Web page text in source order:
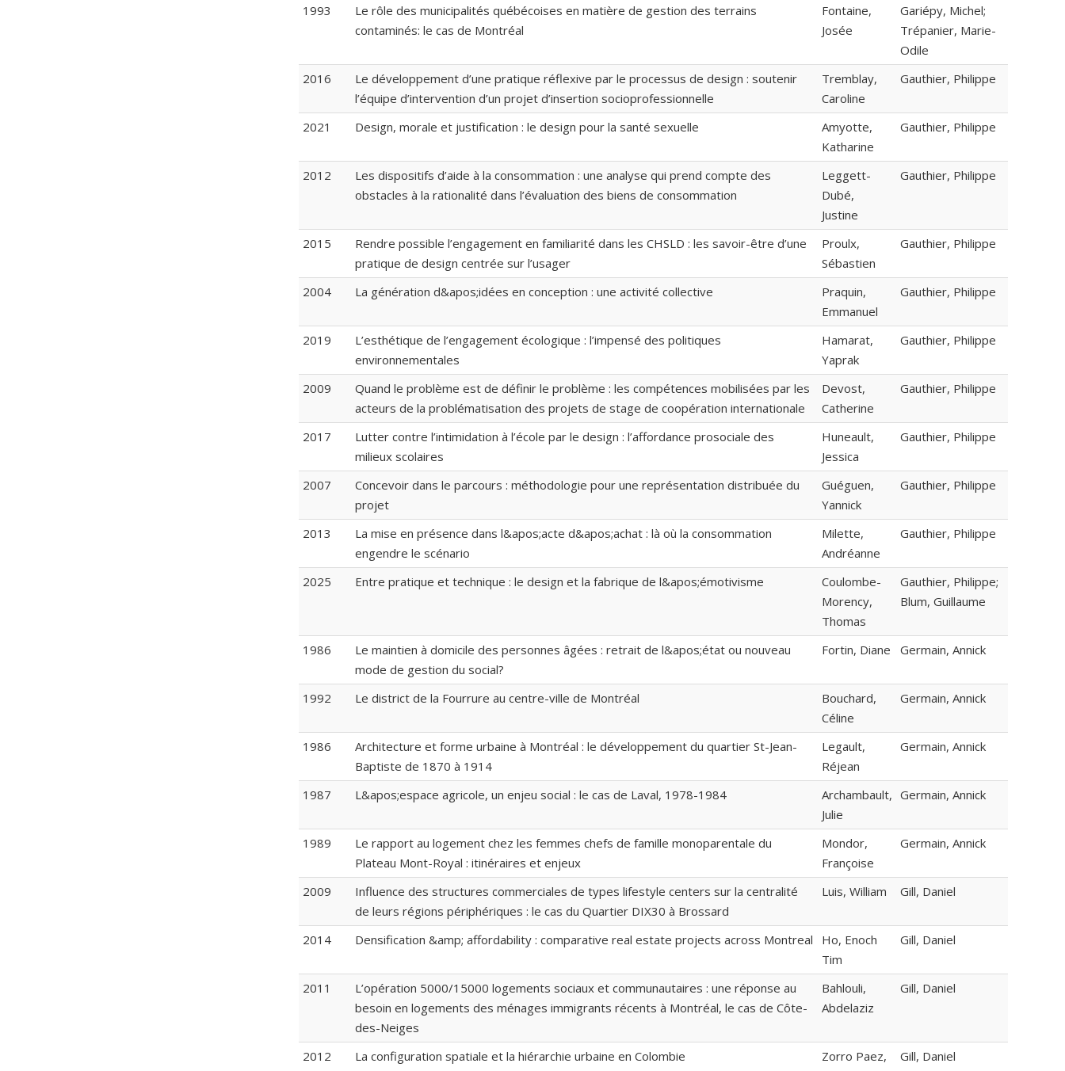
1993
Le rôle des municipalités québécoises en matière de gestion des terrains
contaminés: le cas de Montréal
Fontaine,
Josée
Gariépy, Michel;
Trépanier, Marie-
Odile
2016
Le développement d’une pratique réflexive par le processus de design : soutenir
l’équipe d’intervention d’un projet d’insertion socioprofessionnelle
Tremblay,
Caroline
Gauthier, Philippe
2021 Design, morale et justification : le design pour la santé sexuelle
Amyotte,
Katharine
Gauthier, Philippe
2012
Les dispositifs d’aide à la consommation : une analyse qui prend compte des
obstacles à la rationalité dans l’évaluation des biens de consommation
Leggett-
Dubé,
Justine
Gauthier, Philippe
2015
Rendre possible l’engagement en familiarité dans les CHSLD : les savoir-être d’une
pratique de design centrée sur l’usager
Proulx,
Sébastien
Gauthier, Philippe
2004 La génération d&apos;idées en conception : une activité collective
Praquin,
Emmanuel
Gauthier, Philippe
2019
L’esthétique de l’engagement écologique : l’impensé des politiques
environnementales
Hamarat,
Yaprak
Gauthier, Philippe
2009
Quand le problème est de définir le problème : les compétences mobilisées par les
acteurs de la problématisation des projets de stage de coopération internationale
Devost,
Catherine
Gauthier, Philippe
2017
Lutter contre l’intimidation à l’école par le design : l’affordance prosociale des
milieux scolaires
Huneault,
Jessica
Gauthier, Philippe
2007
Concevoir dans le parcours : méthodologie pour une représentation distribuée du
projet
Guéguen,
Yannick
Gauthier, Philippe
2013
La mise en présence dans l&apos;acte d&apos;achat : là où la consommation
engendre le scénario
Milette,
Andréanne
Gauthier, Philippe
2025 Entre pratique et technique : le design et la fabrique de l&apos;émotivisme
Coulombe-
Morency,
Thomas
Gauthier, Philippe;
Blum, Guillaume
1986
Le maintien à domicile des personnes âgées : retrait de l&apos;état ou nouveau
mode de gestion du social?
Fortin, Diane Germain, Annick
1992 Le district de la Fourrure au centre-ville de Montréal
Bouchard,
Céline
Germain, Annick
1986
Architecture et forme urbaine à Montréal : le développement du quartier St-Jean-
Baptiste de 1870 à 1914
Legault,
Réjean
Germain, Annick
1987 L&apos;espace agricole, un enjeu social : le cas de Laval, 1978-1984
Archambault,
Julie
Germain, Annick
1989
Le rapport au logement chez les femmes chefs de famille monoparentale du
Plateau Mont-Royal : itinéraires et enjeux
Mondor,
Françoise
Germain, Annick
2009
Influence des structures commerciales de types lifestyle centers sur la centralité
de leurs régions périphériques : le cas du Quartier DIX30 à Brossard
Luis, William Gill, Daniel
2014 Densification &amp; affordability : comparative real estate projects across Montreal
Ho, Enoch
Tim
Gill, Daniel
2011
L’opération 5000/15000 logements sociaux et communautaires : une réponse au
besoin en logements des ménages immigrants récents à Montréal, le cas de Côte-
des-Neiges
Bahlouli,
Abdelaziz
Gill, Daniel
2012 La configuration spatiale et la hiérarchie urbaine en Colombie
Zorro Paez,
Gill, Daniel